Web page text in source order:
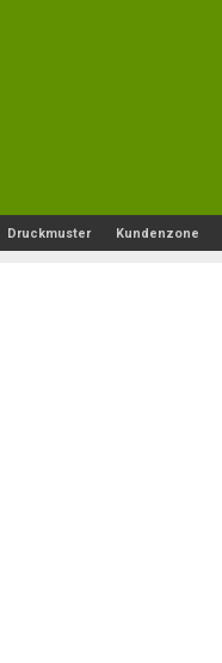
Druckmuster Kundenzone